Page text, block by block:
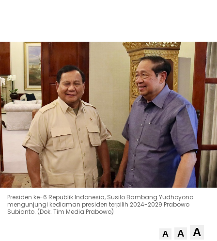
Presiden ke-6 Republik Indonesia, Susilo Bambang Yudhoyono
mengunjungi kediaman presiden terpilih 2024-2029 Prabowo
Subianto. (Dok. Tim Media Prabowo)
A A A